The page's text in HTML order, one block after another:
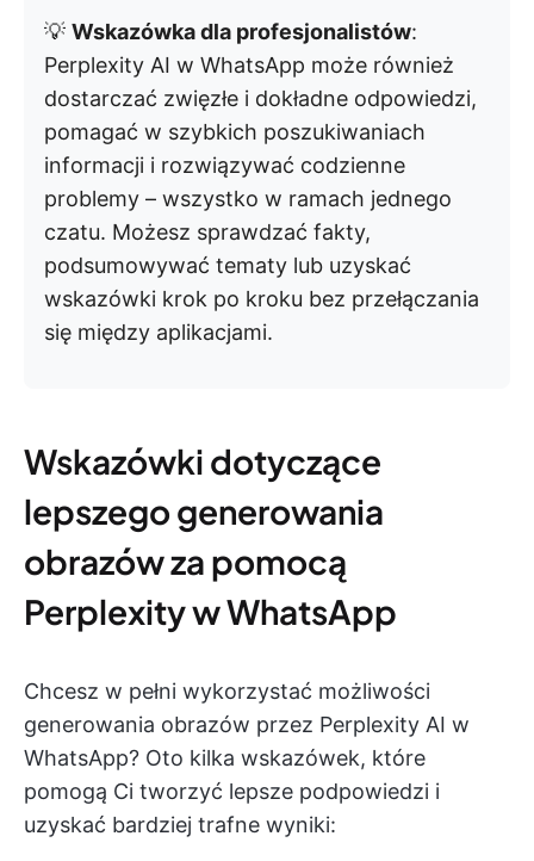
💡 Wskazówka dla profesjonalistów:
Perplexity AI w WhatsApp może również
dostarczać zwięzłe i dokładne odpowiedzi,
pomagać w szybkich poszukiwaniach
informacji i rozwiązywać codzienne
problemy – wszystko w ramach jednego
czatu. Możesz sprawdzać fakty,
podsumowywać tematy lub uzyskać
wskazówki krok po kroku bez przełączania
się między aplikacjami.
Wskazówki dotyczące
lepszego generowania
obrazów za pomocą
Perplexity w WhatsApp
Chcesz w pełni wykorzystać możliwości
generowania obrazów przez Perplexity AI w
WhatsApp? Oto kilka wskazówek, które
pomogą Ci tworzyć lepsze podpowiedzi i
uzyskać bardziej trafne wyniki: